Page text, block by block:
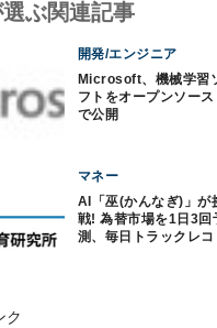
ぶ関連記事
開発/エンジニア
Microsoft、機械学習
フトをオープンソース
で公開
マネー
AI「巫(かんなぎ)」が
戦! 為替市場を1日3回
測、毎日トラックレコ
ク